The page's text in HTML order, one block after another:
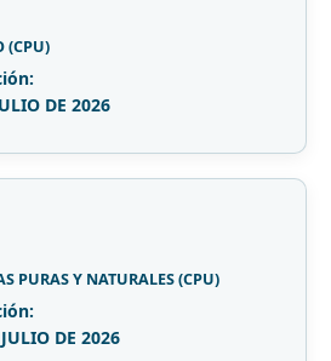
(CPU)
DE 2026
PURAS Y NATURALES (CPU)
DE 2026